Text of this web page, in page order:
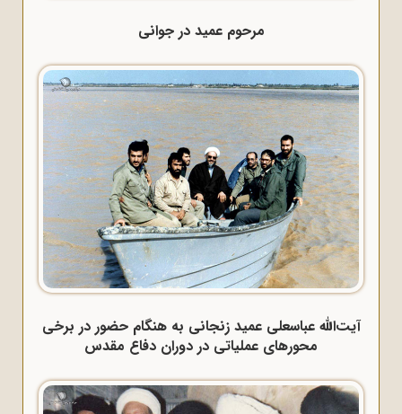
مرحوم عمید در جوانی
آیت‌الله عباسعلی عمید زنجانی به هنگام حضور در برخی
محورهای عملیاتی در دوران دفاع مقدس